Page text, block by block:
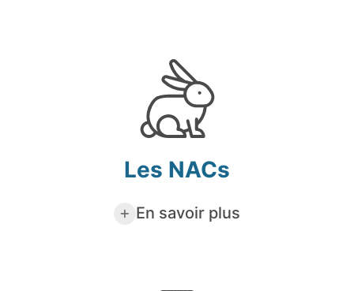
Les NACs
En savoir plus